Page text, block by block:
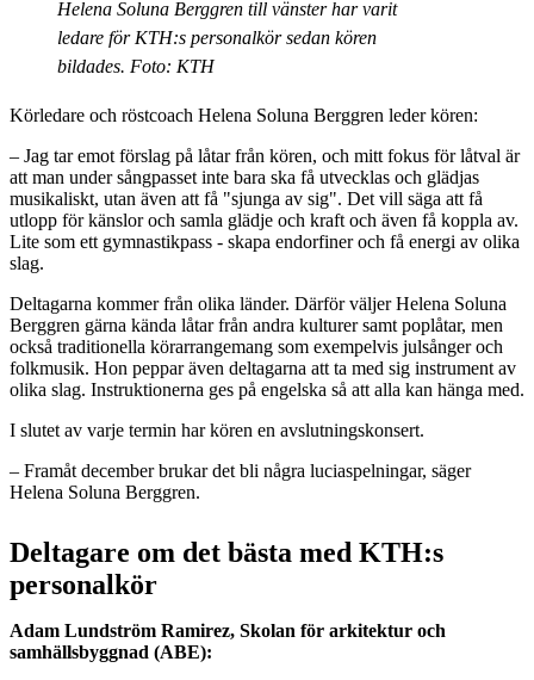
Helena Soluna Berggren till vänster har varit
ledare för KTH:s personalkör sedan kören
bildades. Foto: KTH
Körledare och röstcoach Helena Soluna Berggren leder kören:
– Jag tar emot förslag på låtar från kören, och mitt fokus för låtval är
att man under sångpasset inte bara ska få utvecklas och glädjas
musikaliskt, utan även att få "sjunga av sig". Det vill säga att få
utlopp för känslor och samla glädje och kraft och även få koppla av.
Lite som ett gymnastikpass - skapa endorfiner och få energi av olika
slag.
Deltagarna kommer från olika länder. Därför väljer Helena Soluna
Berggren gärna kända låtar från andra kulturer samt poplåtar, men
också traditionella körarrangemang som exempelvis julsånger och
folkmusik. Hon peppar även deltagarna att ta med sig instrument av
olika slag. Instruktionerna ges på engelska så att alla kan hänga med.
I slutet av varje termin har kören en avslutningskonsert.
– Framåt december brukar det bli några luciaspelningar, säger
Helena Soluna Berggren.
Deltagare om det bästa med KTH:s
personalkör
Adam Lundström Ramirez, Skolan för arkitektur och
samhällsbyggnad (ABE):